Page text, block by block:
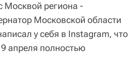
Москвой региона -
Московской области
у себя в Instagram, что
апреля полностью